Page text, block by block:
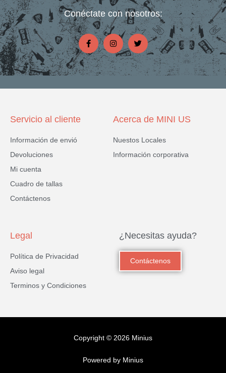
Conéctate con nosotros:
F
a
c
e
b
o
o
I
n
s
t
a
g
r
T
w
i
t
t
e
Servicio al cliente
Información de envió
Devoluciones
Mi cuenta
Cuadro de tallas
Contáctenos
Acerca de MINI US
Nuestos Locales
Información corporativa
Legal
Política de Privacidad
Aviso legal
Terminos y Condiciones
¿Necesitas ayuda?
Contáctenos
Copyright © 2026 Minius
Powered by Minius